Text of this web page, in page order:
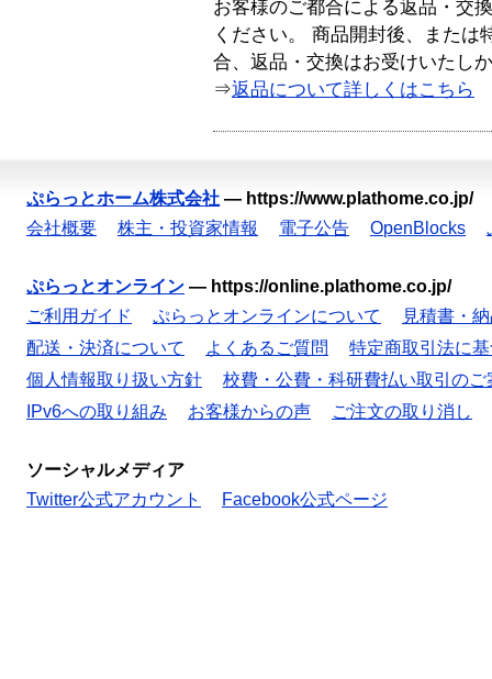
お客様のご都合による返品・交
ください。 商品開封後、または
合、返品・交換はお受けいたし
⇒返品について詳しくはこちら
ぷらっとホーム株式会社 — https://www.plathome.co.jp/
会社概要
株主・投資家情報 電子公告 OpenBlocks
ぷらっとオンライン — https://online.plathome.co.jp/
ご利用ガイド
ぷらっとオンラインについて
見積書・
配送・決済について
よくあるご質問
特定商取引法に
個人情報取り扱い方針
校費・公費・科研費払い取引のご
IPv6への取り組み
お客様からの声 ご注文の取り消し
ソーシャルメディア
Twitter公式アカウント
Facebook公式ページ